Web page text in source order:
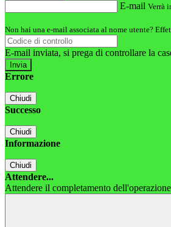
E-mail Verrà
Non hai una e-mail associata al nome utente?
E-mail inviata, si prega di controllare la
Errore
Chiudi
Successo
Chiudi
Informazione
Chiudi
Attendere...
Attendere il completamento